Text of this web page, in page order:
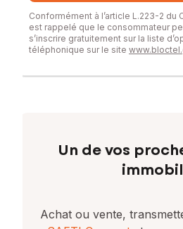
Conformément à l’article L.223-2 du
est rappelé que le consommateur
s’inscrire gratuitement sur la liste
téléphonique sur le site
Un de vos
Achat ou vente,